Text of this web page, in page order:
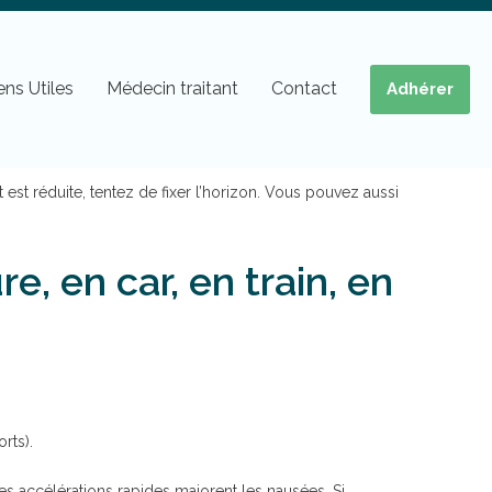
Utiles Médecin traitant Contact Adhérer
réduite, tentez de fixer l’horizon. Vous pouvez aussi
en car, en train, en